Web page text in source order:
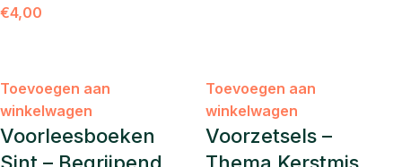
€4,00
Toevoegen aan
winkelwagen
Voorleesboeken
Toevoegen aan
winkelwagen
Voorzetsels –